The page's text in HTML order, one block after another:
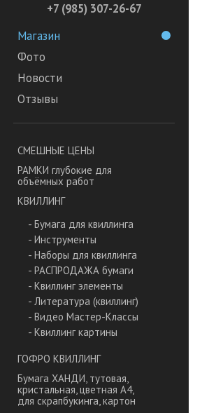
+7 (985) 307-26-67
Магазин
Фото
Новости
Отзывы
СМЕШНЫЕ ЦЕНЫ
РАМКИ глубокие для
объёмных работ
КВИЛЛИНГ
- Бумага для квиллинга
- Инструменты
- Наборы для квиллинга
- РАСПРОДАЖА бумаги
- Квиллинг элементы
- Литература (квиллинг)
- Видео Мастер-Классы
- Квиллинг картины
ГОФРО КВИЛЛИНГ
Бумага ХАНДИ, тутовая,
кристальная, цветная А4,
для скрапбукинга, картон